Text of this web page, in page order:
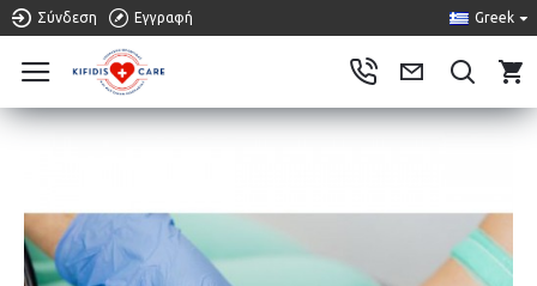
Σύνδεση Εγγραφή Greek